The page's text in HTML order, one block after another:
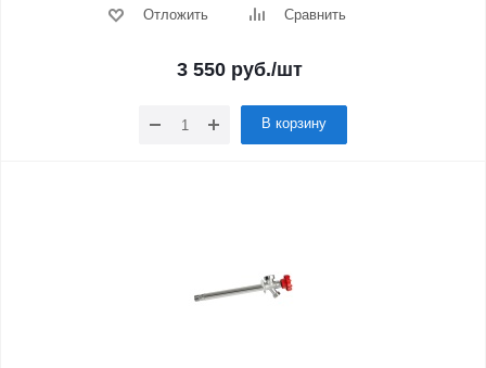
Отложить Сравнить
3 550руб./шт
В корзину